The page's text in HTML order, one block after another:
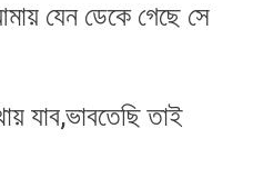
যেন ডেকে গেছে সে
তাই